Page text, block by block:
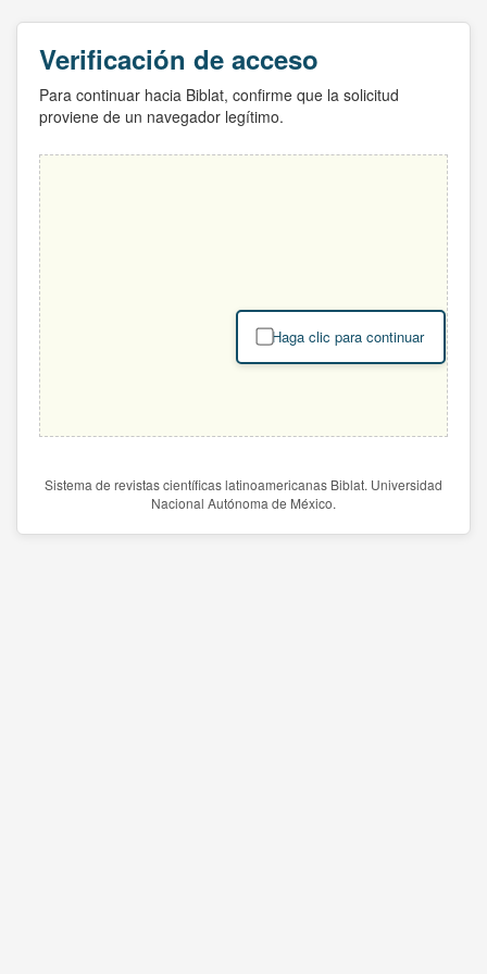
Verificación de acceso
Para continuar hacia Biblat, confirme que la solicitud
proviene de un navegador legítimo.
Haga clic para continuar
Sistema de revistas científicas latinoamericanas Biblat. Universidad
Nacional Autónoma de México.